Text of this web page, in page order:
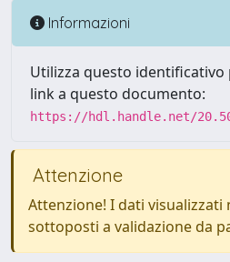
Informazioni
Utilizza questo
link a questo documento:
https://hdl.handle.net/
Attenzione
Attenzione! I dati visualizzati
sottoposti a validazione da